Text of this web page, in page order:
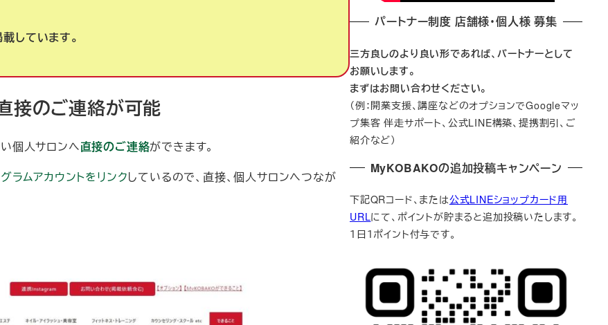
しています。
接のご連絡が可能
個人サロンへ直接のご連絡ができます。
ラムアカウントをリンクしているので、直接、個人サロンへつなが
パートナー制度 店舗様・個人様 募集
三方良しのより良い形であれば、パートナーとして
お願いします。
まずはお問い合わせください。
（例：開業支援、講座などのオプションでGoogleマッ
プ集客 伴走サポート、公式LINE構築、提携割引、ご
紹介など）
MyKOBAKOの追加投稿キャンペーン
下記QRコード、または公式LINEショップカード用
URLにて、ポイントが貯まると追加投稿いたします。
１日１ポイント付与です。